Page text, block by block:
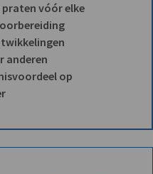
vóór elke
anderen
op